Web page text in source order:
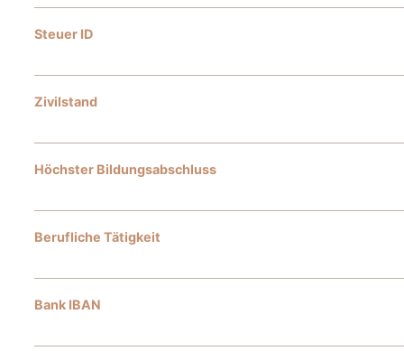
Steuer ID
Zivilstand
Höchster Bildungsabschluss
Berufliche Tätigkeit
Bank IBAN